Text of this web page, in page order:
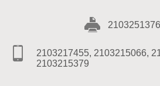
2103251376
2103217455, 2103215066,
2103215379